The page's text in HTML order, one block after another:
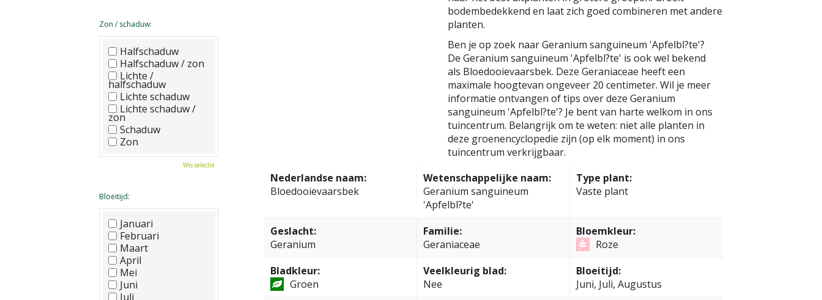
bodembedekkend en laat zich goed combineren met andere
planten.
Ben je op zoek naar Geranium sanguineum 'Apfelbl?te'?
De Geranium sanguineum 'Apfelbl?te' is ook wel bekend
als Bloedooievaarsbek. Deze Geraniaceae heeft een
maximale hoogtevan ongeveer 20 centimeter. Wil je meer
informatie ontvangen of tips over deze Geranium
sanguineum 'Apfelbl?te'? Je bent van harte welkom in ons
tuincentrum. Belangrijk om te weten: niet alle planten in
deze groenencyclopedie zijn (op elk moment) in ons
tuincentrum verkrijgbaar.
Nederlandse naam:
Bloedooievaarsbek
Wetenschappelijke naam:
Geranium sanguineum
'Apfelbl?te'
Type plant:
Vaste plant
Geslacht:
Geranium
Familie:
Geraniaceae
Bloemkleur:
Roze
Bladkleur:
Groen
Veelkleurig blad:
Nee
Bloeitijd:
Juni, Juli, Augustus
Zon / schaduw:
Halfschaduw
Halfschaduw / zon
Lichte /
halfschaduw
Lichte schaduw
Lichte schaduw /
zon
Schaduw
Zon
Wis selectie
Bloeitijd:
Januari
Februari
Maart
April
Mei
Juni
Juli